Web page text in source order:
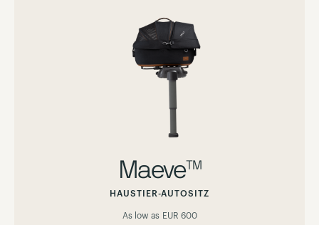
Maeve™
HAUSTIER-AUTOSITZ
As low as EUR 600